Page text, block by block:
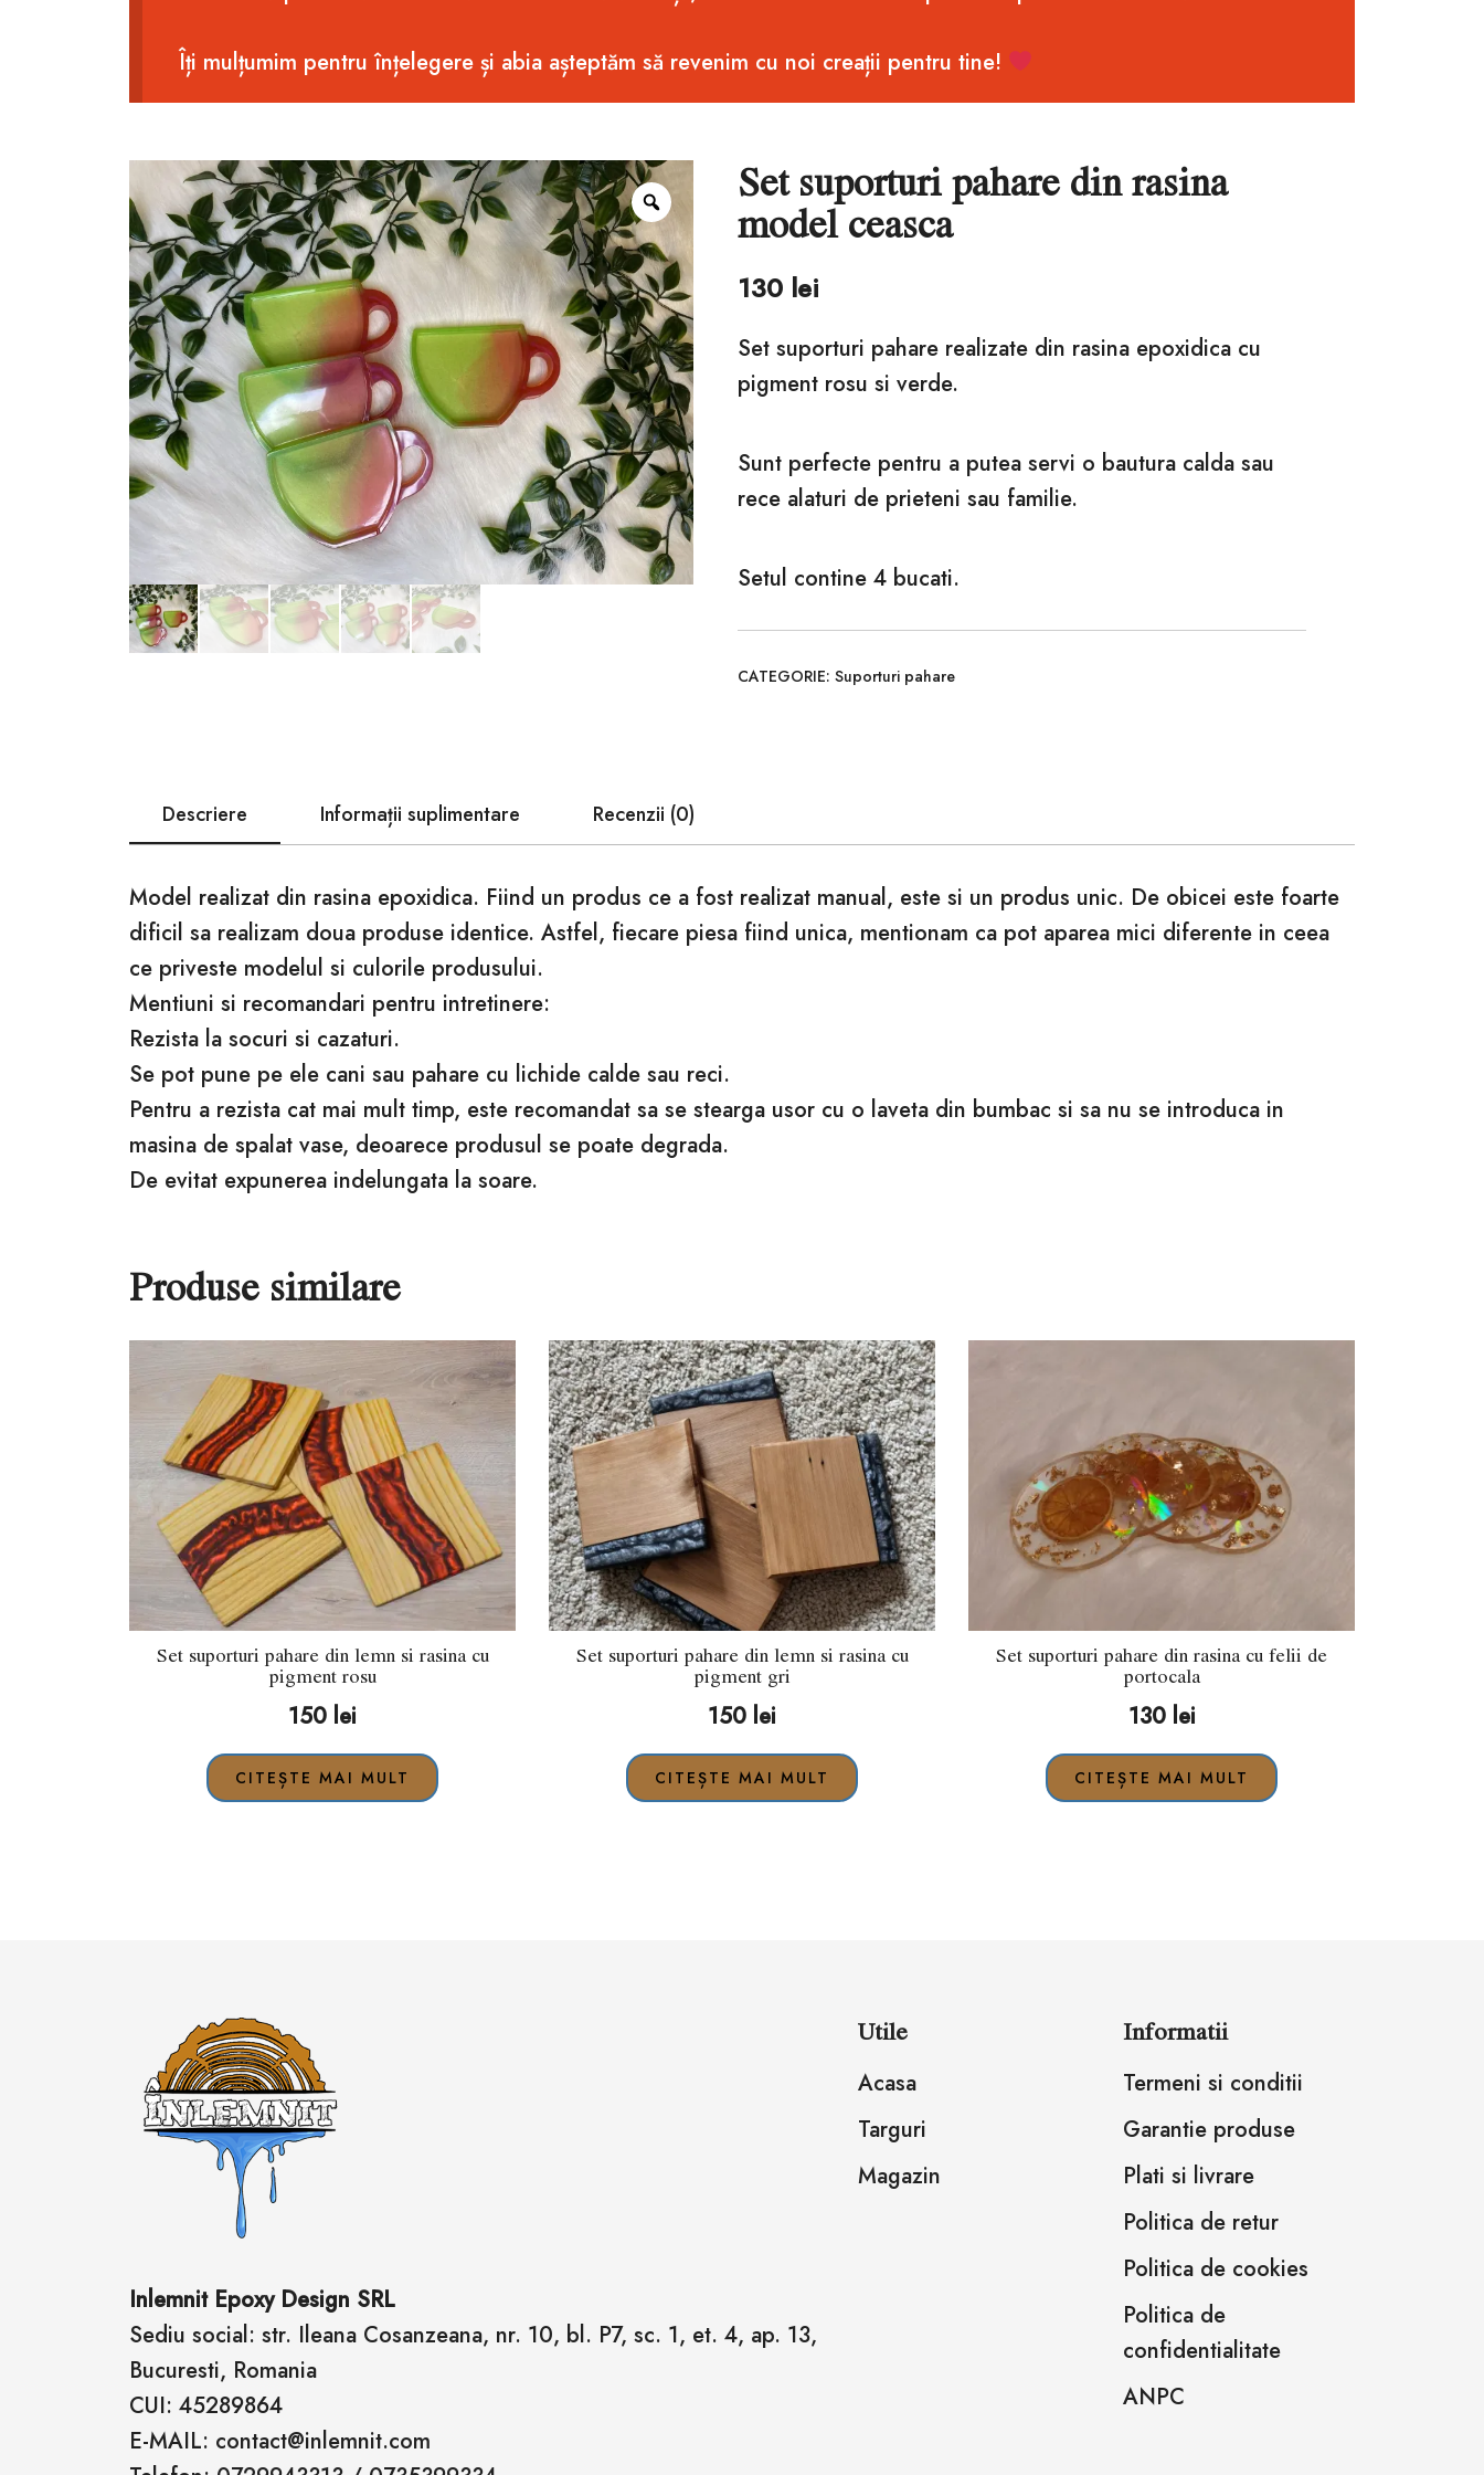
Îți mulțumim pentru înțelegere și abia așteptăm să revenim cu noi creații pentru tine!
Zoom Set suporturi pahare din rasina
model ceasca
130 lei
Set suporturi pahare realizate din rasina epoxidica cu
pigment rosu si verde.
Sunt perfecte pentru a putea servi o bautura calda sau
rece alaturi de prieteni sau familie.
Setul contine 4 bucati.
CATEGORIE: Suporturi pahare
Descriere Informații suplimentare Recenzii (0)
Model realizat din rasina epoxidica. Fiind un produs ce a fost realizat manual, este si un produs unic. De obicei este foarte
dificil sa realizam doua produse identice. Astfel, fiecare piesa fiind unica, mentionam ca pot aparea mici diferente in ceea
ce priveste modelul si culorile produsului.
Mentiuni si recomandari pentru intretinere:
Rezista la socuri si cazaturi.
Se pot pune pe ele cani sau pahare cu lichide calde sau reci.
Pentru a rezista cat mai mult timp, este recomandat sa se stearga usor cu o laveta din bumbac si sa nu se introduca in
masina de spalat vase, deoarece produsul se poate degrada.
De evitat expunerea indelungata la soare.
Produse similare
Set suporturi pahare din lemn si rasina cu
pigment rosu
150 lei
CITEȘTE MAI MULT
Set suporturi pahare din lemn si rasina cu
pigment gri
150 lei
CITEȘTE MAI MULT
Set suporturi pahare din rasina cu felii de
portocala
130 lei
CITEȘTE MAI MULT
Inlemnit Epoxy Design SRL
Sediu social: str. Ileana Cosanzeana, nr. 10, bl. P7, sc. 1, et. 4, ap. 13,
Bucuresti, Romania
CUI: 45289864
E-MAIL: contact@inlemnit.com
Utile
Acasa
Targuri
Magazin
Informatii
Termeni si conditii
Garantie produse
Plati si livrare
Politica de retur
Politica de cookies
Politica de
confidentialitate
ANPC